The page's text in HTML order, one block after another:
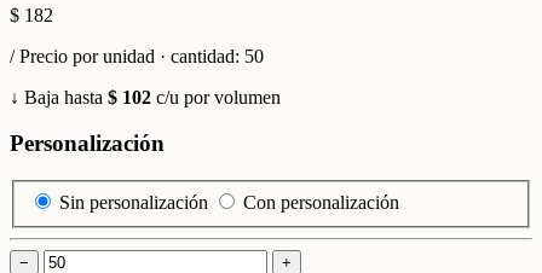
$ 182
/ Precio por unidad · cantidad: 50
↓ Baja hasta $ 102 c/u por volumen
Personalización
Sin personalización Con personalización
−
+